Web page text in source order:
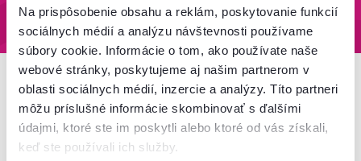
Na prispôsobenie obsahu a reklám, poskytovanie funkcií
sociálnych médií a analýzu návštevnosti používame
súbory cookie. Informácie o tom, ako používate naše
webové stránky, poskytujeme aj našim partnerom v
oblasti sociálnych médií, inzercie a analýzy. Títo partneri
môžu príslušné informácie skombinovať s ďalšími
údajmi, ktoré ste im poskytli alebo ktoré od vás získali,
keď ste používali ich služby.
Zistiť viac
Zistiť viac
Newsletter
Prihláste sa na odber a získajte uvítaciu zľavu-5 %